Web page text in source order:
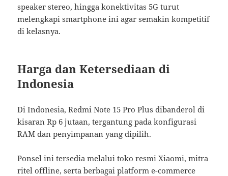
speaker stereo, hingga konektivitas 5G turut
melengkapi smartphone ini agar semakin kompetitif
di kelasnya.
Harga dan Ketersediaan di
Indonesia
Di Indonesia, Redmi Note 15 Pro Plus dibanderol di
kisaran Rp 6 jutaan, tergantung pada konfigurasi
RAM dan penyimpanan yang dipilih.
Ponsel ini tersedia melalui toko resmi Xiaomi, mitra
ritel offline, serta berbagai platform e-commerce